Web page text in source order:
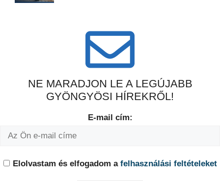
NE MARADJON LE A LEGÚJABB
GYÖNGYÖSI HÍREKRŐL!
E-mail cím:
Elolvastam és elfogadom a felhasználási feltételeket